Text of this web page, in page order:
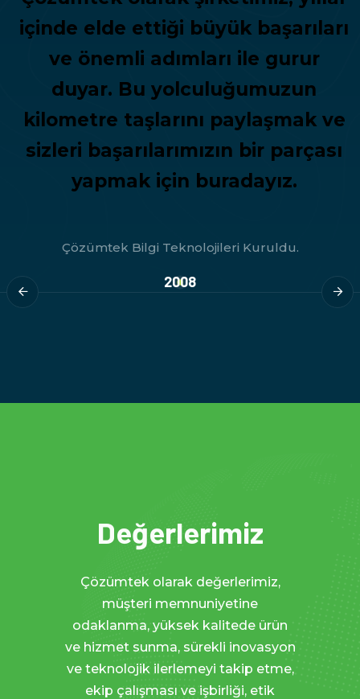
içinde elde ettiği büyük başarıları
ve önemli adımları ile gurur
duyar. Bu yolculuğumuzun
kilometre taşlarını paylaşmak ve
sizleri başarılarımızın bir parçası
yapmak için buradayız.
2009
Değerlerimiz
Çözümtek olarak değerlerimiz,
müşteri memnuniyetine
odaklanma, yüksek kalitede ürün
ve hizmet sunma, sürekli inovasyon
ve teknolojik ilerlemeyi takip etme,
ekip çalışması ve işbirliği, etik